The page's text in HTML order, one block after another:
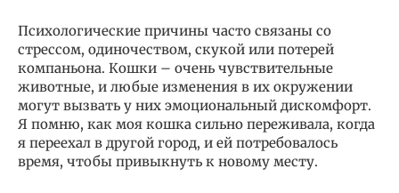
Психологические причины часто связаны со
стрессом, одиночеством, скукой или потерей
компаньона. Кошки – очень чувствительные
животные, и любые изменения в их окружении
могут вызвать у них эмоциональный дискомфорт.
Я помню, как моя кошка сильно переживала, когда
я переехал в другой город, и ей потребовалось
время, чтобы привыкнуть к новому месту.